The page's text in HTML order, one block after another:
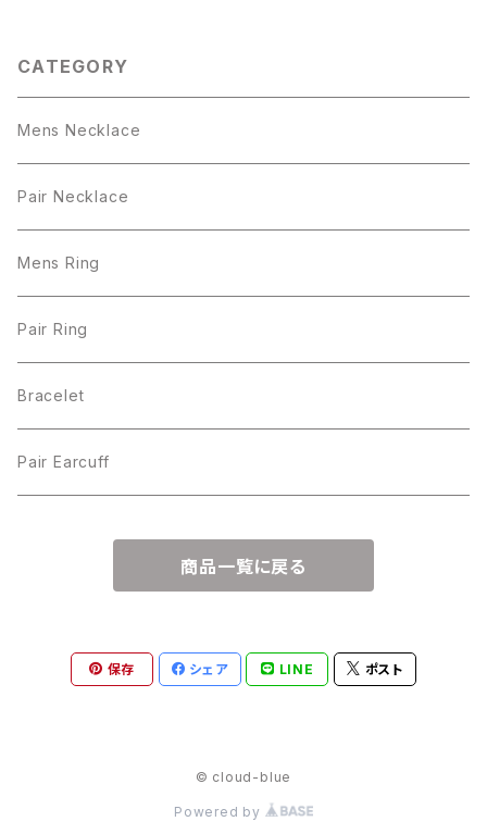
CATEGORY
Mens Necklace
Pair Necklace
Mens Ring
Pair Ring
Bracelet
Pair Earcuff
商品一覧に戻る
保存 シェア LINE ポスト
© cloud-blue
Powered by